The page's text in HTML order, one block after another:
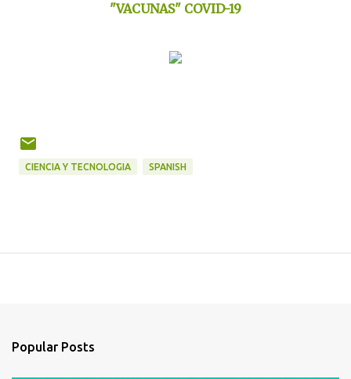
"VACUNAS" COVID-19
CIENCIA Y TECNOLOGIA SPANISH
Popular Posts